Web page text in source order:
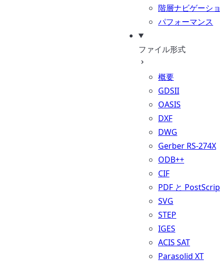
階層ナビゲーシ
パフォーマンス
ファイル形式
概要
GDSII
OASIS
DXF
DWG
Gerber RS-274X
ODB++
CIF
PDF と
SVG
STEP
IGES
ACIS SAT
Parasolid XT